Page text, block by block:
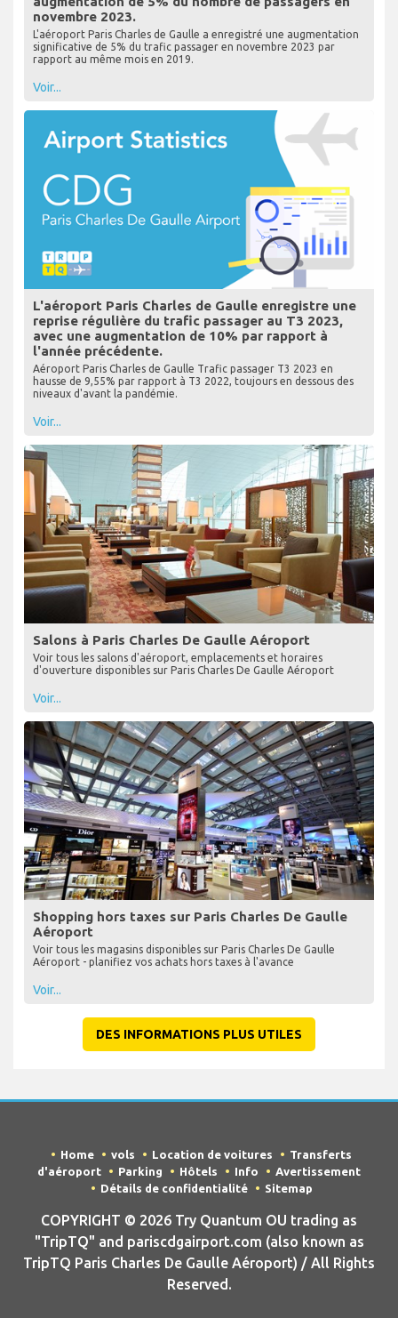
novembre 2023.
L'aéroport Paris Charles de Gaulle a enregistré une augmentation
significative de 5% du trafic passager en novembre 2023 par
rapport au même mois en 2019.
Voir...
L'aéroport Paris Charles de Gaulle enregistre une
reprise régulière du trafic passager au T3 2023,
avec une augmentation de 10% par rapport à
l'année précédente.
Aéroport Paris Charles de Gaulle Trafic passager T3 2023 en
hausse de 9,55% par rapport à T3 2022, toujours en dessous des
niveaux d'avant la pandémie.
Voir...
Salons à Paris Charles De Gaulle Aéroport
Voir tous les salons d'aéroport, emplacements et horaires
d'ouverture disponibles sur Paris Charles De Gaulle Aéroport
Voir...
Shopping hors taxes sur Paris Charles De Gaulle
Aéroport
Voir tous les magasins disponibles sur Paris Charles De Gaulle
Aéroport - planifiez vos achats hors taxes à l'avance
Voir...
DES INFORMATIONS PLUS UTILES
Home vols Location de voitures
Transferts
d'aéroport
Parking Hôtels Info
Avertissement
Détails de confidentialité
Sitemap
COPYRIGHT © 2026 Try Quantum OU trading as
"TripTQ" and pariscdgairport.com (also known as
TripTQ Paris Charles De Gaulle Aéroport) / All Rights
Reserved.